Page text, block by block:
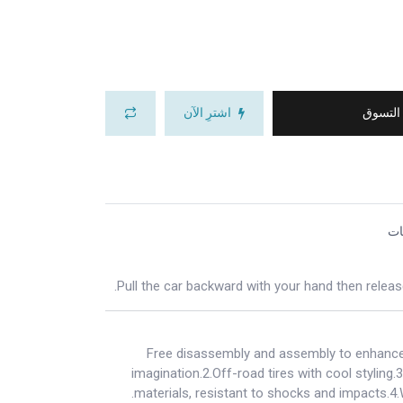
التسوق اشترِ الآن
Pull the car backward with your hand then
1.Free disassembly and assembly to
imagination.2.Off-road tires with cool
materials, resistant to shocks and